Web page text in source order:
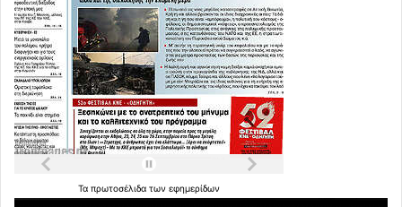
Τα πρωτοσέλιδα των εφημερίδων